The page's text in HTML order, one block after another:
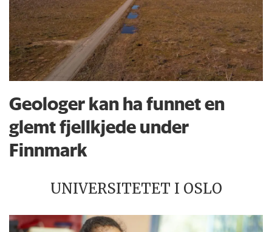
Geologer kan ha funnet en
glemt fjellkjede under
Finnmark
UNIVERSITETET I OSLO